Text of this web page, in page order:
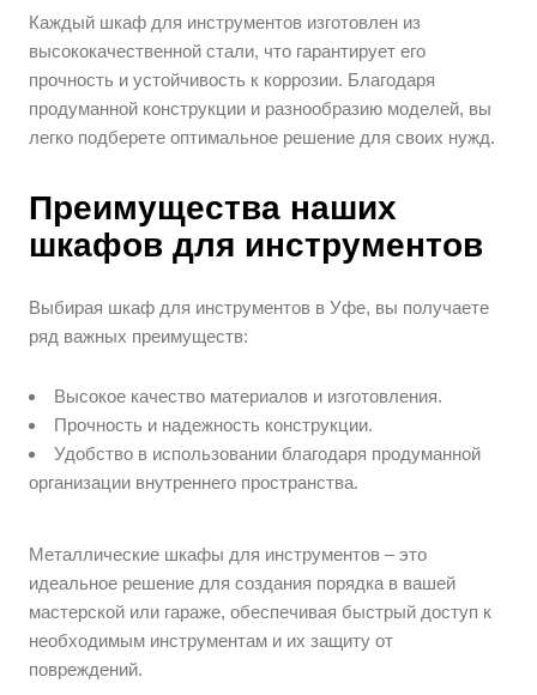
Каждый шкаф для инструментов изготовлен из
высококачественной стали, что гарантирует его
прочность и устойчивость к коррозии. Благодаря
продуманной конструкции и разнообразию моделей, вы
легко подберете оптимальное решение для своих нужд.
Преимущества наших
шкафов для инструментов
Выбирая шкаф для инструментов в Уфе, вы получаете
ряд важных преимуществ:
Высокое качество материалов и изготовления.
Прочность и надежность конструкции.
Удобство в использовании благодаря продуманной
организации внутреннего пространства.
Металлические шкафы для инструментов – это
идеальное решение для создания порядка в вашей
мастерской или гараже, обеспечивая быстрый доступ к
необходимым инструментам и их защиту от
повреждений.